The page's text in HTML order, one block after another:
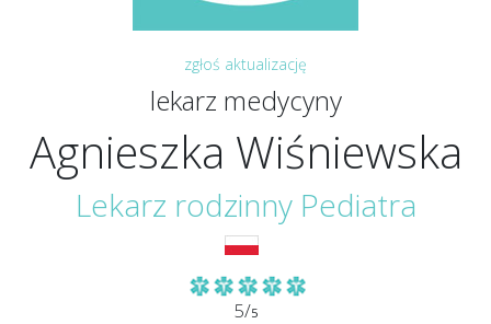
zgłoś aktualizację
lekarz medycyny
Agnieszka Wiśniewska
Lekarz rodzinny Pediatra
5/5